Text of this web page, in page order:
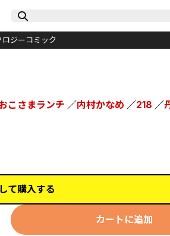
ジーコミック
こさまランチ ／内村かなめ ／218 ／
て購入する
カートに追加